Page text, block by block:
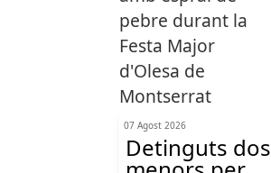
07 Agost 2026
Detinguts dos